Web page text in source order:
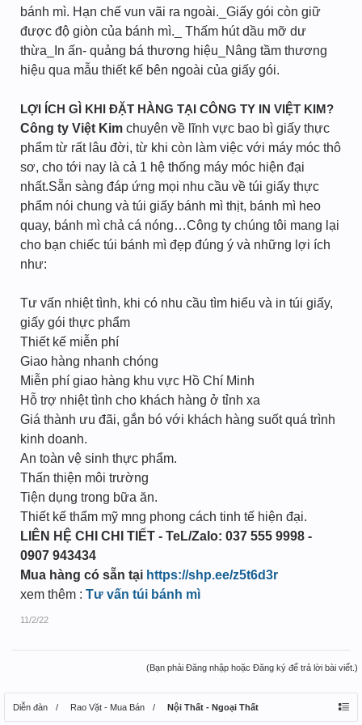
bánh mì. Hạn chế vun vãi ra ngoài._Giấy gói còn giữ
được độ giòn của bánh mì._ Thấm hút dầu mỡ dư
thừa_In ấn- quảng bá thương hiệu_Nâng tầm thương
hiệu qua mẫu thiết kế bên ngoài của giấy gói.
LỢI ÍCH GÌ KHI ĐẶT HÀNG TẠI CÔNG TY IN VIỆT KIM?
Công ty Việt Kim chuyên về lĩnh vực bao bì giấy thực
phẩm từ rất lâu đời, từ khi còn làm việc với máy móc thô
sơ, cho tới nay là cả 1 hệ thống máy móc hiện đại
nhất.Sẵn sàng đáp ứng mọi nhu cầu về túi giấy thực
phẩm nói chung và túi giấy bánh mì thịt, bánh mì heo
quay, bánh mì chả cá nóng…Công ty chúng tôi mang lại
cho bạn chiếc túi bánh mì đẹp đúng ý và những lợi ích
như:
Tư vấn nhiệt tình, khi có nhu cầu tìm hiểu và in túi giấy,
giấy gói thực phẩm
Thiết kế miễn phí
Giao hàng nhanh chóng
Miễn phí giao hàng khu vực Hồ Chí Minh
Hỗ trợ nhiệt tình cho khách hàng ở tỉnh xa
Giá thành ưu đãi, gắn bó với khách hàng suốt quá trình
kinh doanh.
An toàn vệ sinh thực phẩm.
Thấn thiện môi trường
Tiện dụng trong bữa ăn.
Thiết kế thẩm mỹ mng phong cách tinh tế hiện đại.
LIÊN HỆ CHI CHI TIẾT - TeL/Zalo: 037 555 9998 -
0907 943434
Mua hàng có sẵn tại https://shp.ee/z5t6d3r
xem thêm : Tư vấn túi bánh mì
11/2/22
(Bạn phải Đăng nhập hoặc Đăng ký để trả lời bài viết.)
Diễn đàn Rao Vặt - Mua Bán Nội Thất - Ngoại Thất